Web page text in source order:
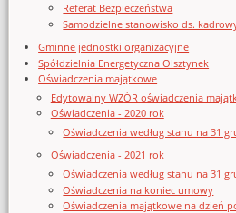
Referat Bezpieczeństwa
Samodzielne stanowisko ds.
Gminne jednostki organizacyjne
Spółdzielnia Energetyczna Olsztynek
Oświadczenia majątkowe
Edytowalny WZÓR oświadczenia
Oświadczenia - 2020 rok
Oświadczenia według stanu na 31
Oświadczenia - 2021 rok
Oświadczenia według stanu na 31
Oświadczenia na koniec umowy
Oświadczenia majątkowe na dzień